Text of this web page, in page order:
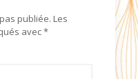
publiée. Les
avec*